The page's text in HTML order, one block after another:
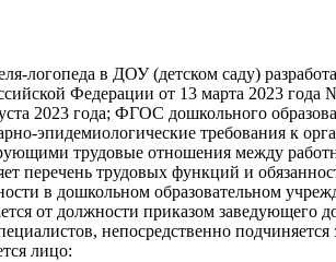
логопеда в ДОУ (детском саду)
Федерации от 13 марта 2023
2023 года; ФГОС дошкольного
эпидемиологические требования к
трудовые отношения между
перечень трудовых функций и
в дошкольном образовательном
от должности приказом
непосредственно
лицо: